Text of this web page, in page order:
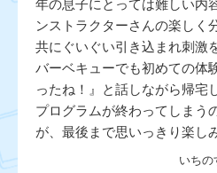
年の息子にとっては難しい内
ンストラクターさんの楽しく
共にぐいぐい引き込まれ刺激
バーベキューでも初めての体
ったね！』と話しながら帰宅
プログラムが終わってしまう
が、最後まで思いっきり楽し
いちの